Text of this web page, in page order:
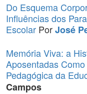
Do Esquema
Influências dos
Escolar PorJosé
Memória Viva: a
Aposentadas
Pedagógica da
Campos